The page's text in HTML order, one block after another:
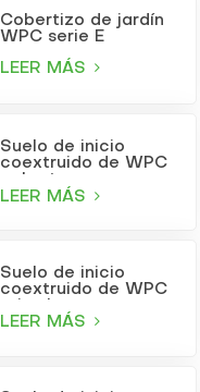
Cobertizo de jardín
WPC serie E
LEER MÁS
Suelo de inicio
coextruido de WPC
LEER MÁS
Suelo de inicio
coextruido de WPC
LEER MÁS